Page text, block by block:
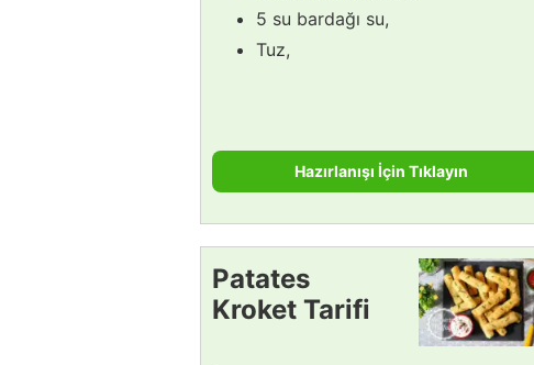
5 su bardağı su,
Tuz,
Hazırlanışı İçin Tıklayın
Patates
Kroket Tarifi